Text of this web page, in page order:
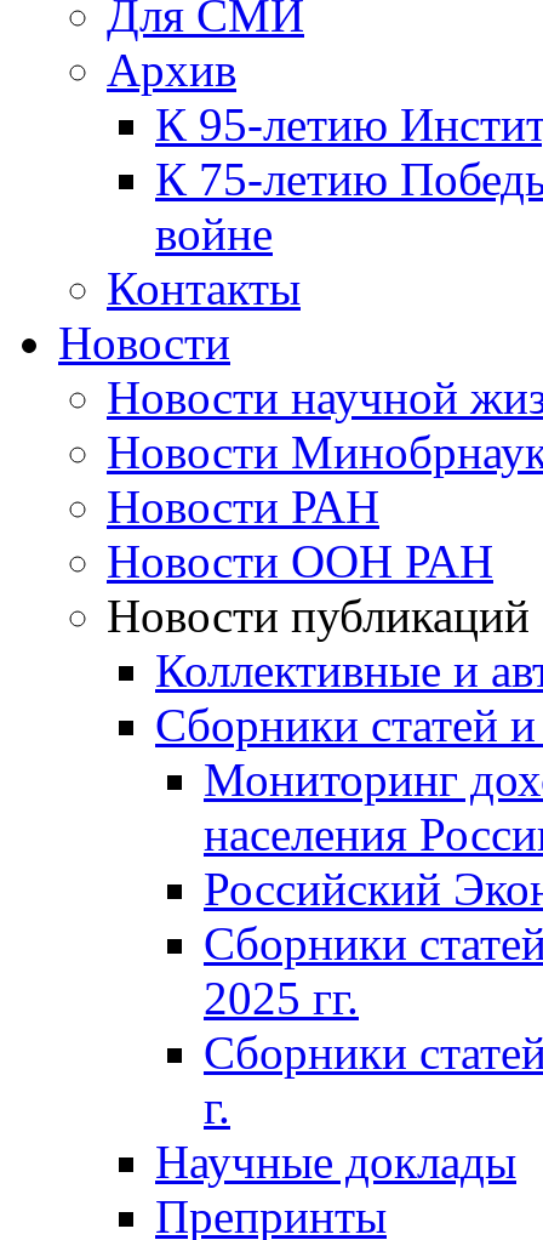
Для СМИ
Архив
К 95-летию
К 75-летию
войне
Контакты
Новости
Новости научной
Новости
Новости РАН
Новости ООН РАН
Новости публикаций
Коллективные и
Сборники статей
Мониторинг
населения
Российский
Сборники
2025 гг.
Сборники
г.
Научные доклады
Препринты